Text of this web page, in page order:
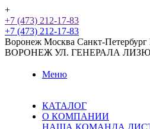
+
+7 (473) 212-17-83
+7 (473) 212-17-83
Воронеж Москва Санкт-Петербург
ВОРОНЕЖ УЛ. ГЕНЕРАЛА
Меню
КАТАЛОГ
О КОМПАНИИ
НАША КОМАНДА